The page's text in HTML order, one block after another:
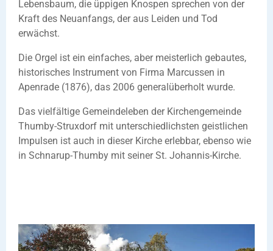
Lebensbaum, die üppigen Knospen sprechen von der
Kraft des Neuanfangs, der aus Leiden und Tod
erwächst.
Die Orgel ist ein einfaches, aber meisterlich gebautes,
historisches Instrument von Firma Marcussen in
Apenrade (1876), das 2006 generalüberholt wurde.
Das vielfältige Gemeindeleben der Kirchengemeinde
Thumby-Struxdorf mit unterschiedlichsten geistlichen
Impulsen ist auch in dieser Kirche erlebbar, ebenso wie
in Schnarup-Thumby mit seiner St. Johannis-Kirche.